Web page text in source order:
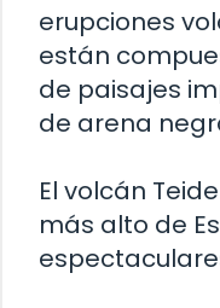
erupciones
están
de paisajes
de arena
El volcán
más alto de